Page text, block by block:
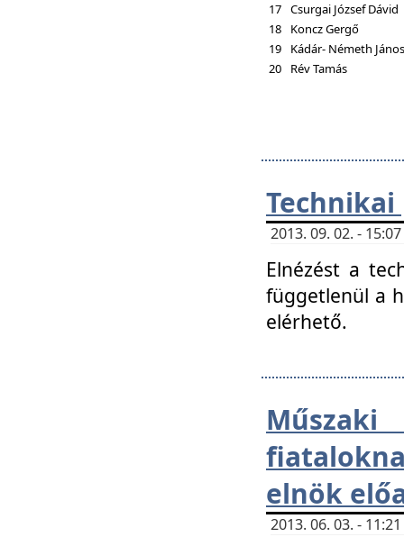
17 Csurgai József Dávid
18
Koncz Gergő
19
Kádár- Németh János
20
Rév Tamás
2013. 09. 02. -
Elnézést a
függetlenül a
elérhető.
elnök
2013. 06. 03. -